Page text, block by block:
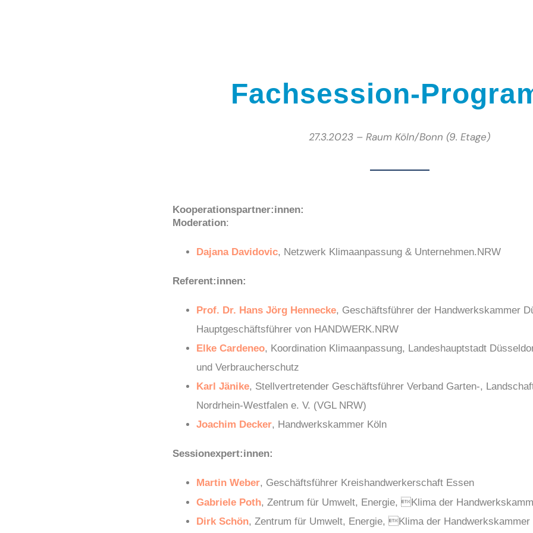
Fachsession-
27.3.2023 – Raum Köln/Bonn (9. Etage)
Kooperationspartner:innen:
Moderation:
Dajana Davidovic, Netzwerk Klimaanpassung & Unternehmen.NRW
Referent:innen:
Prof. Dr. Hans Jörg Hennecke, Geschäftsführer der Handwerkskammer
Hauptgeschäftsführer von HANDWERK.NRW
Elke Cardeneo, Koordination Klimaanpassung, Landeshauptstadt
und Verbraucherschutz
Karl Jänike, Stellvertretender Geschäftsführer Verband Garten-,
Nordrhein-Westfalen e. V. (VGL NRW)
Joachim Decker, Handwerkskammer Köln
Sessionexpert:innen:
Martin Weber, Geschäftsführer Kreishandwerkerschaft Essen
Gabriele Poth, Zentrum für Umwelt, Energie, Klima der
Dirk Schön, Zentrum für Umwelt, Energie, Klima der